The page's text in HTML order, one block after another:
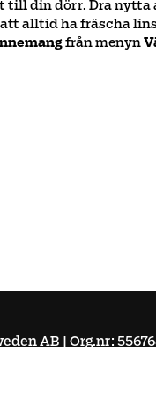
till din dörr. Dra nytta
alltid ha fräscha
från menyn
AB | Org.nr: